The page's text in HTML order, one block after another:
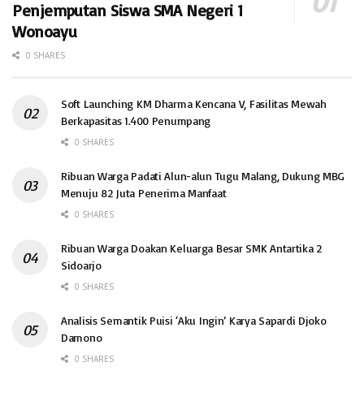
Penjemputan Siswa SMA Negeri 1
Wonoayu
0 SHARES
Soft Launching KM Dharma Kencana V, Fasilitas Mewah
Berkapasitas 1.400 Penumpang
0 SHARES
Ribuan Warga Padati Alun-alun Tugu Malang, Dukung MBG
Menuju 82 Juta Penerima Manfaat
0 SHARES
Ribuan Warga Doakan Keluarga Besar SMK Antartika 2
Sidoarjo
0 SHARES
Analisis Semantik Puisi ‘Aku Ingin’ Karya Sapardi Djoko
Damono
0 SHARES